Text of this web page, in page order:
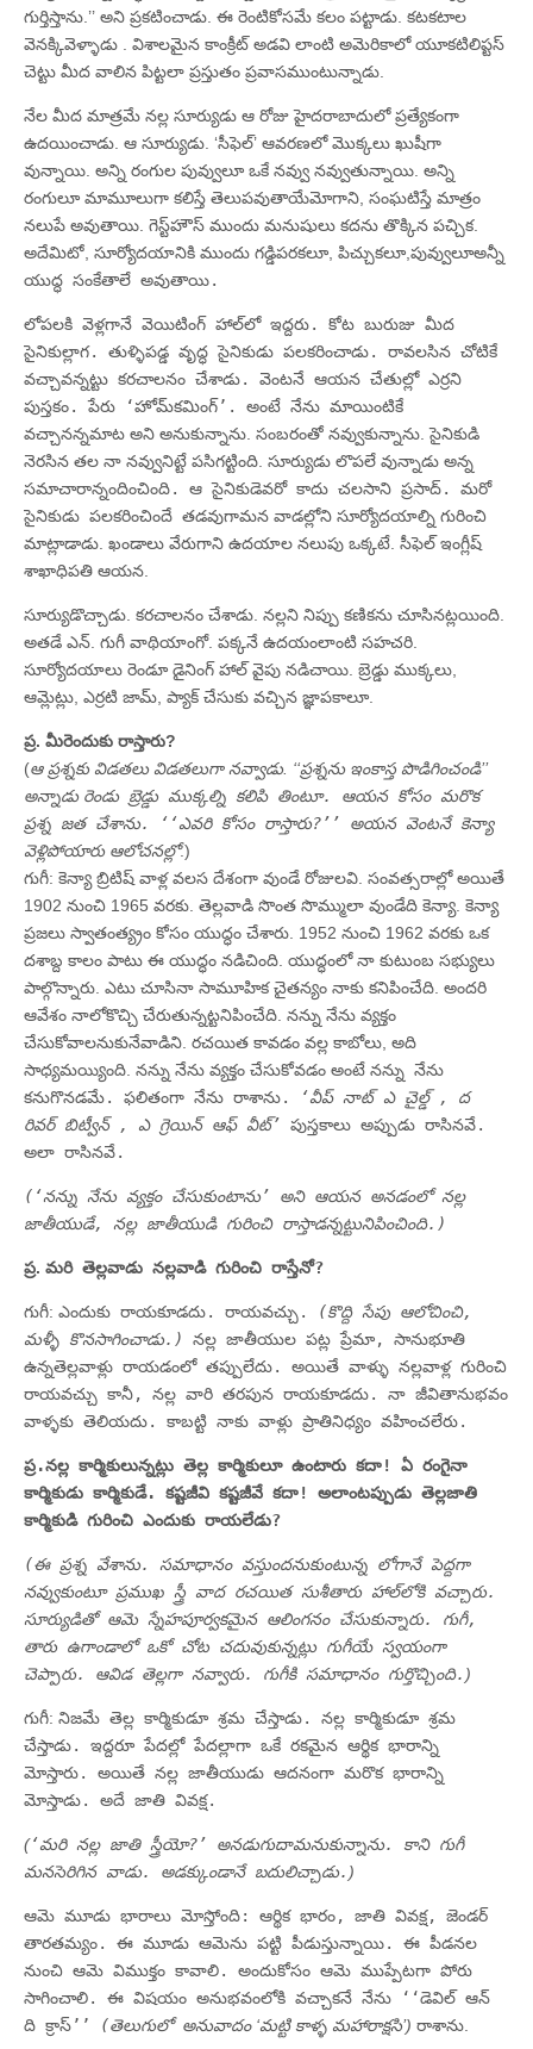
గుర్తిస్తాను.’’ అని ప్రకటించాడు. ఈ రెంటికోసమే కలం పట్టాడు. కటకటాల
వెనక్కివెళ్ళాడు . విశాలమైన కాంక్రీట్‌ అడవి లాంటి అమెరికాలో యూకటిలిప్టస్‌
చెట్టు మీద వాలిన పిట్టలా ప్రస్తుతం ప్రవాసముంటున్నాడు.
నేల మీద మాత్రమే నల్ల సూర్యుడు ఆ రోజు హైదరాబాదులో ప్రత్యేకంగా
ఉదయించాడు. ఆ సూర్యుడు. ‘సీఫెల్‌’ ఆవరణలో మొక్కలు ఖుషీగా
వున్నాయి. అన్ని రంగుల పువ్వులూ ఒకే నవ్వు నవ్వుతున్నాయి. అన్ని
రంగులూ మామూలుగా కలిస్తే తెలుపవుతాయేమోగాని, సంఘటిస్తే మాత్రం
నలుపే అవుతాయి. గెస్ట్‌హౌస్‌ ముందు మనుషులు కదను తొక్కిన పచ్చిక.
అదేమిటో, సూర్యోదయానికి ముందు గడ్డిపరకలూ, పిచ్చుకలూ,పువ్వులూఅన్నీ
యుద్ధ సంకేతాలే అవుతాయి.
లోపలకి వెళ్లగానే వెయిటింగ్‌ హాల్‌లో ఇద్దరు. కోట బురుజు మీద
సైనికుల్లాగ. తుళ్ళిపడ్డ వృద్ధ సైనికుడు పలకరించాడు. రావలసిన చోటికే
వచ్చావన్నట్టు కరచాలనం చేశాడు. వెంటనే ఆయన చేతుల్లో ఎర్రని
పుస్తకం. పేరు ‘హోమ్‌కమింగ్‌’. అంటే నేను మాయింటికే
వచ్చానన్నమాట అని అనుకున్నాను. సంబరంతో నవ్వుకున్నాను. సైనికుడి
నెరసిన తల నా నవ్వునిట్టే పసిగట్టింది. సూర్యుడు లొపలే వున్నాడు అన్న
సమాచారాన్నందించింది. ఆ సైనికుడెవరో కాదు చలసాని ప్రసాద్‌. మరో
సైనికుడు పలకరించిందే తడవుగామన వాడల్లోని సూర్యోదయాల్ని గురించి
మాట్లాడాడు. ఖండాలు వేరుగాని ఉదయాల నలుపు ఒక్కటే. సీఫెల్‌ ఇంగ్లీష్‌
శాఖాధిపతి ఆయన.
సూర్యుడొచ్చాడు. కరచాలనం చేశాడు. నల్లని నిప్పు కణికను చూసినట్లయింది.
అతడే ఎన్‌. గుగీ వాథియాంగో. పక్కనే ఉదయంలాంటి సహచరి.
సూర్యోదయాలు రెండూ డైనింగ్‌ హాల్‌ వైపు నడిచాయి. బ్రెడ్డు ముక్కలు,
ఆమ్లెట్లు, ఎర్రటి జామ్‌, ప్యాక్‌ చేసుకు వచ్చిన జ్ఞాపకాలూ.
ప్ర. మీరెందుకు రాస్తారు?
(ఆ ప్రశ్నకు విడతలు విడతలుగా నవ్వాడు. ‘‘ప్రశ్నను ఇంకాస్త పొడిగించండి’’
అన్నాడు రెండు బ్రెడ్డు ముక్కల్ని కలిపి తింటూ. ఆయన కోసం మరొక
ప్రశ్న జత చేశాను. ‘‘ఎవరి కోసం రాస్తారు?’’ అయన వెంటనే కెన్యా
వెళ్లిపోయారుఆలోచనల్లో.)
గుగీ: కెన్యా బ్రిటిష్‌ వాళ్ల వలస దేశంగా వుండే రోజులవి. సంవత్సరాల్లో అయితే
1902 నుంచి 1965 వరకు. తెల్లవాడి సొంత సొమ్ములా వుండేది కెన్యా. కెన్యా
ప్రజలు స్వాతంత్య్రం కోసం యుద్ధం చేశారు. 1952 నుంచి 1962 వరకు ఒక
దశాబ్ద కాలం పాటు ఈ యుద్ధం నడిచింది. యుద్ధంలో నా కుటుంబ సభ్యులు
పాల్గొన్నారు. ఎటు చూసినా సామూహిక చైతన్యం నాకు కనిపించేది. అందరి
ఆవేశం నాలోకొచ్చి చేరుతున్నట్టనిపించేది. నన్ను నేను వ్యక్తం
చేసుకోవాలనుకునేవాడిని. రచయిత కావడం వల్ల కాబోలు, అది
సాధ్యమయ్యింది. నన్ను నేను వ్యక్తం చేసుకోవడం అంటే నన్ను నేను
కనుగొనడమే. ఫలితంగా నేను రాశాను.
‘వీప్‌ నాట్‌ ఎ చైల్డ్‌ , ద
రివర్‌ బిట్వీన్‌ , ఎ గ్రెయిన్‌ ఆఫ్‌ వీట్‌’ పుస్తకాలు అప్పుడు రాసినవే.
అలా రాసినవే.
(‘నన్ను నేను వ్యక్తం చేసుకుంటాను’ అని ఆయన అనడంలో నల్ల
జాతీయుడే, నల్ల జాతీయుడి గురించి రాస్తాడన్నట్టునిపించింది.)
ప్ర. మరి తెల్లవాడు నల్లవాడి గురించి రాస్తేనో?
గుగీ: ఎందుకు రాయకూడదు. రాయవచ్చు.
(కొద్ది సేపు ఆలోచించి,
మళ్ళీ కొనసాగించాడు.)
నల్ల జాతీయుల పట్ల ప్రేమా, సానుభూతి
ఉన్నతెల్లవాళ్లు రాయడంలో తప్పులేదు. అయితే వాళ్ళు నల్లవాళ్ల గురించి
రాయవచ్చు కానీ, నల్ల వారి తరపున రాయకూడదు. నా జీవితానుభవం
వాళ్ళకు తెలియదు. కాబట్టి నాకు వాళ్లు ప్రాతినిధ్యం వహించలేరు.
ప్ర.నల్ల కార్మికులున్నట్లు తెల్ల కార్మికులూ ఉంటారు కదా! ఏ రంగైనా
కార్మికుడు కార్మికుడే. కష్టజీవి కష్టజీవే కదా! అలాంటప్పుడు తెల్లజాతి
కార్మికుడి గురించి ఎందుకు రాయలేడు?
(ఈ ప్రశ్న వేశాను. సమాధానం వస్తుందనుకుంటున్న లోగానే పెద్దగా
నవ్వుకుంటూ ప్రముఖ స్త్రీ వాద రచయిత సుశీతారు హాల్‌లోకి వచ్చారు.
సూర్యుడితో ఆమె స్నేహపూర్వకమైన ఆలింగనం చేసుకున్నారు. గుగీ,
తారు ఉగాండాలో ఒకో చోట చదువుకున్నట్లు గుగీయే స్వయంగా
చెప్పారు. ఆవిడ తెల్లగా నవ్వారు. గుగీకి సమాధానం గుర్తొచ్చింది. )
గుగీ: నిజమే తెల్ల కార్మికుడూ శ్రమ చేస్తాడు. నల్ల కార్మికుడూ శ్రమ
చేస్తాడు. ఇద్దరూ పేదల్లో పేదల్లాగా ఒకే రకమైన ఆర్థిక భారాన్ని
మోస్తారు. అయితే నల్ల జాతీయుడు ఆదనంగా మరొక భారాన్ని
మోస్తాడు. అదే జాతి వివక్ష.
(‘మరి నల్ల జాతి స్త్రీయో?’ అనడుగుదామనుకున్నాను. కాని గుగీ
మనసెరిగిన వాడు. అడక్కుండానే బదులిచ్చాడు. )
ఆమె మూడు భారాలు మోస్తోంది: ఆర్థిక భారం, జాతి వివక్ష, జెండర్‌
తారతమ్యం. ఈ మూడు ఆమెను పట్టి పీడుస్తున్నాయి. ఈ పీడనల
నుంచి ఆమె విముక్తం కావాలి. అందుకోసం ఆమె ముప్పేటగా పోరు
సాగించాలి. ఈ విషయం అనుభవంలోకి వచ్చాకనే నేను ‘‘డెవిల్‌ ఆన్‌
ది క్రాస్‌’’
(తెలుగులో అనువాదం‘మట్టి కాళ్ళ మహారాక్షసి’) రాశాను.